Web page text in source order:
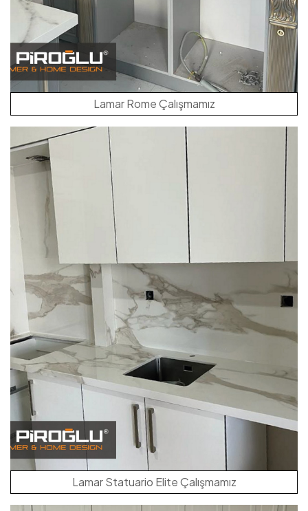
Lamar Rome Çalışmamız
Lamar Statuario Elite Çalışmamız